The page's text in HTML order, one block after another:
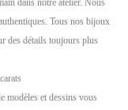
dans notre atelier. Nous
Tous nos bijoux
des détails toujours plus
modèles et dessins vous